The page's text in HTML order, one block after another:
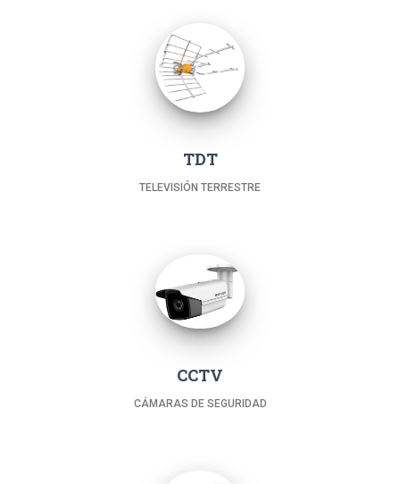
TDT
TELEVISIÓN TERRESTRE
CCTV
CÁMARAS DE SEGURIDAD